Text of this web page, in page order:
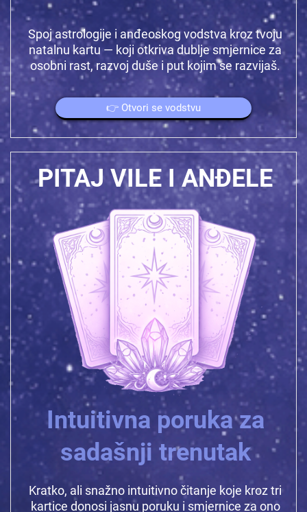
Spoj astrologije i anđeoskog vodstva kroz tvoju
natalnu kartu — koji otkriva dublje smjernice za
osobni rast, razvoj duše i put kojim se razvijaš.
👉 Otvori se vodstvu
PITAJ VILE I ANĐELE
Intuitivna poruka za
sadašnji trenutak
Kratko, ali snažno intuitivno čitanje koje kroz tri
kartice donosi jasnu poruku i smjernice za ono